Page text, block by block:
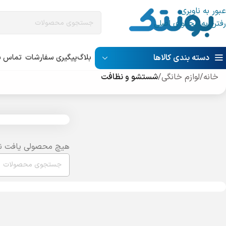
عبور به ناوبری
رفتن به محتوای اصلی
دسته بندی کالاها بلاگپیگیری سفارشات تماس
خانه/لوازم خانگی/شستشو و نظافت
هیچ محصولی یافت